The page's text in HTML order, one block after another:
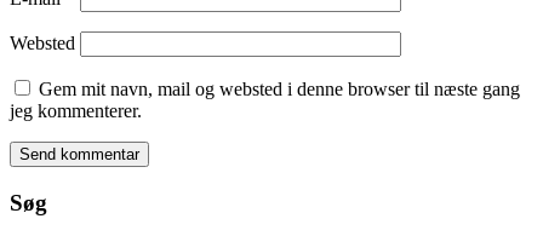
Websted
Gem mit navn, mail og websted i denne browser til næste gang
jeg kommenterer.
Søg